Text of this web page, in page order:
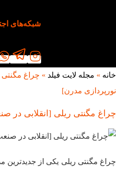
شبکه‌های
خانه » مجله لایت فیلد » چراغ مگنتی
نورپردازی مدرن]
چراغ مگنتی ریلی [انقلابی در
چراغ مگنتی ریلی یکی از